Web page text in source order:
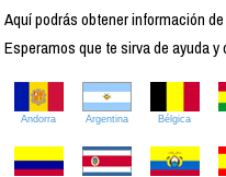
Aquí podrás obtener información
Esperamos que te sirva de ayuda
Andorra Argentina Bélgica